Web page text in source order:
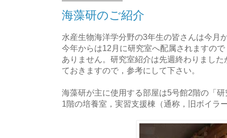
海藻研のご紹介
水産生物海洋学分野の3年生の皆さんは今月
今年からは12月に研究室へ配属されますの
ありません。研究室紹介は先週終わりまし
ておきますので，参考にして下さい。
海藻研が主に使用する部屋は5号館2階の「
1階の培養室，実習支援棟（通称，旧ボイラ